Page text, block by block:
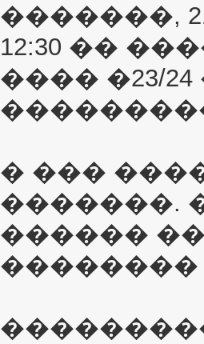
�������,
12:30 ��
���� �23/
� ���
�������.
������
��������